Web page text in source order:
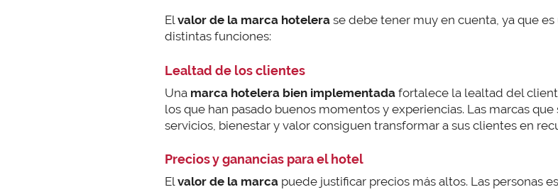
Elvalor de la marca hotelera se debe tener muy en cuenta, ya que
distintas funciones:
Lealtad de los clientes
Una marca hotelera bien implementada fortalece la lealtad del
los que han pasado buenos momentos y experiencias. Las marcas
servicios, bienestar y valor consiguen transformar a sus clientes en
Precios y ganancias para el hotel
Elvalor de la marca puede justificar precios más altos. Las personas